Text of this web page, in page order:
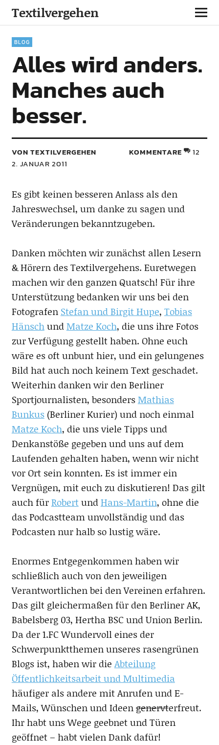
Textilvergehen
BLOG
Alles wird anders.
Manches auch
besser.
VON TEXTILVERGEHEN
2. JANUAR 2011
KOMMENTARE 12
Es gibt keinen besseren Anlass als den
Jahreswechsel, um danke zu sagen und
Veränderungen bekanntzugeben.
Danken möchten wir zunächst allen Lesern
& Hörern des Textilvergehens. Euretwegen
machen wir den ganzen Quatsch! Für ihre
Unterstützung bedanken wir uns bei den
Fotografen Stefan und Birgit Hupe, Tobias
HänschundMatze Koch, die uns ihre Fotos
zur Verfügung gestellt haben. Ohne euch
wäre es oft unbunt hier, und ein gelungenes
Bild hat auch noch keinem Text geschadet.
Weiterhin danken wir den Berliner
Sportjournalisten, besondersMathias
Bunkus(Berliner Kurier) und noch einmal
Matze Koch, die uns viele Tipps und
Denkanstöße gegeben und uns auf dem
Laufenden gehalten haben, wenn wir nicht
vor Ort sein konnten. Es ist immer ein
Vergnügen, mit euch zu diskutieren! Das gilt
auch fürRobertundHans-Martin, ohne die
das Podcastteam unvollständig und das
Podcasten nur halb so lustig wäre.
Enormes Entgegenkommen haben wir
schließlich auch von den jeweiligen
Verantwortlichen bei den Vereinen erfahren.
Das gilt gleichermaßen für den Berliner AK,
Babelsberg 03, Hertha BSC und Union Berlin.
Da der 1.FC Wundervoll eines der
Schwerpunktthemen unseres rasengrünen
Blogs ist, haben wir die Abteilung
Öffentlichkeitsarbeit und Multimedia
häufiger als andere mit Anrufen und E-
Mails, Wünschen und Ideengenervterfreut.
Ihr habt uns Wege geebnet und Türen
geöffnet – habt vielen Dank dafür!